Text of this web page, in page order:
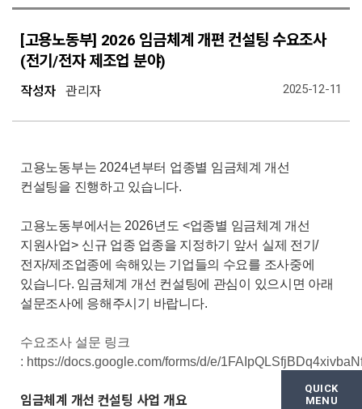
QUICK
MENU
[고용노동부] 2026 임금체계 개편 컨설팅 수요조사
(전기/전자 제조업 분야)
작성자 관리자 2025-12-11
고용노동부는 2024년부터 업종별 임금체계 개선
컨설팅을 진행하고 있습니다.
고용노동부에서는 2026년도 <업종별 임금체계 개선
지원사업> 신규 업종 업종을 지정하기 앞서 실제 전기/
전자/제조업종에 속해있는 기업들의 수요를 조사중에
있습니다. 임금체계 개선 컨설팅에 관심이 있으시면 아래
설문조사에 응해주시기 바랍니다.
수요조사 설문 링크
: https://docs.google.com/forms/d/e/
임금체계 개선 컨설팅 사업 개요